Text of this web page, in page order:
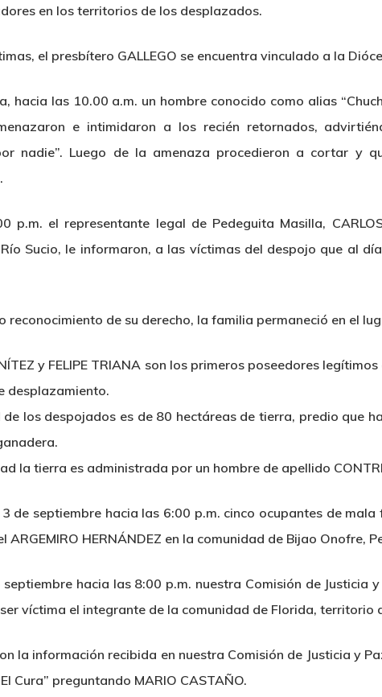
en los territorios de los desplazados.
el presbítero GALLEGO se encuentra vinculado a la
hacia las 10.00 a.m. un hombre conocido como alias
e intimidaron a los recién retornados,
nadie”. Luego de la amenaza procedieron a cortar y
p.m. el representante legal de Pedeguita Masilla,
Sucio, le informaron, a las víctimas del despojo que al
reconocimiento de su derecho, la familia permaneció en el
y FELIPE TRIANA son los primeros poseedores
desplazamiento.
los despojados es de 80 hectáreas de tierra, predio que
la tierra es administrada por un hombre de apellido
de septiembre hacia las 6:00 p.m. cinco ocupantes de
ARGEMIRO HERNÁNDEZ en la comunidad de Bijao Onofre,
septiembre hacia las 8:00 p.m. nuestra Comisión de
víctima el integrante de la comunidad de Florida, territorio
la información recibida en nuestra Comisión de Justicia y
Cura” preguntando MARIO CASTAÑO.